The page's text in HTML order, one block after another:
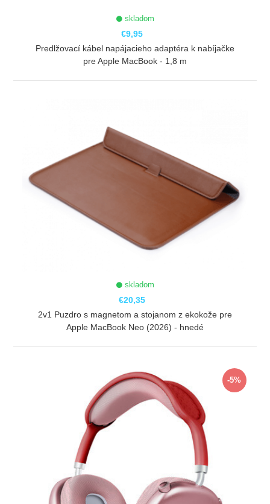
skladom
€9,95
Predlžovací kábel napájacieho adaptéra k nabíjačke
pre Apple MacBook - 1,8 m
skladom
€20,35
2v1 Puzdro s magnetom a stojanom z ekokože pre
Apple MacBook Neo (2026) - hnedé
-5%